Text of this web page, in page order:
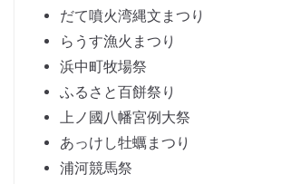
だて噴火湾縄文まつり
らうす漁火まつり
浜中町牧場祭
ふるさと百餅祭り
上ノ國八幡宮例大祭
あっけし牡蠣まつり
浦河競馬祭